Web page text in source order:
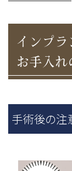
インプラ
お手入れ
手術後の注